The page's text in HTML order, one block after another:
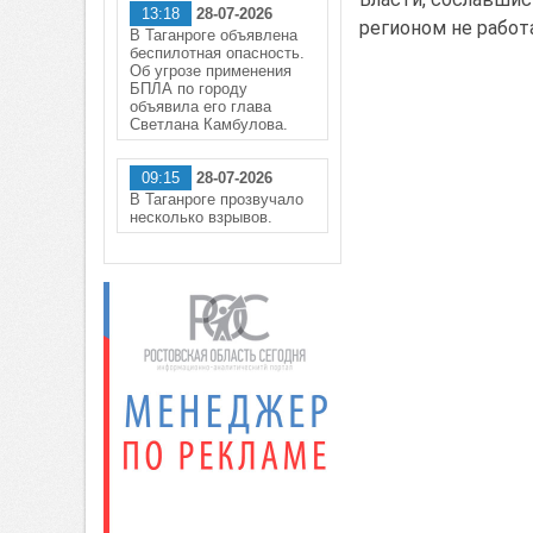
регионом не
13:18
28-07-2026
В Таганроге объявлена
беспилотная опасность.
Об угрозе применения
БПЛА по городу
объявила его глава
Светлана Камбулова.
09:15
28-07-2026
В Таганроге прозвучало
несколько взрывов.